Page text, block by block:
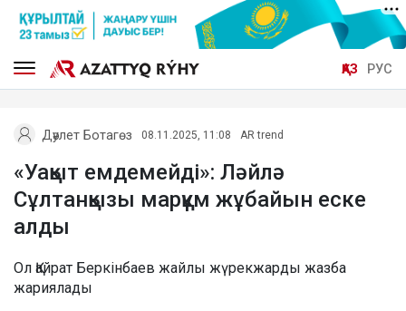
ҚАЗ РУС
Дәулет Ботагөз 08.11.2025, 11:08 AR trend
«Уақыт емдемейді»: Ләйлә
Сұлтанқызы марқұм жұбайын еске
алды
Ол Қайрат Беркінбаев жайлы жүрекжарды жазба
жариялады